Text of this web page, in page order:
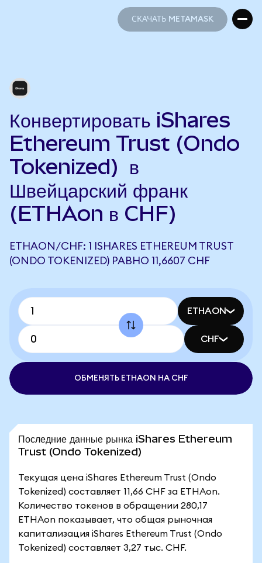
СКАЧАТЬ METAMASK
Конвертировать iShares
Ethereum Trust (Ondo
Tokenized) в
Швейцарский франк
(ETHAon в CHF)
ETHAON/CHF: 1 ISHARES ETHEREUM TRUST
(ONDO TOKENIZED) РАВНО 11,6607 CHF
ETHAON
CHF
ОБМЕНЯТЬ ETHAON НА CHF
Последние данные рынка iShares Ethereum
Trust (Ondo Tokenized)
Текущая цена iShares Ethereum Trust (Ondo
Tokenized) составляет 11,66 CHF за ETHAon.
Количество токенов в обращении 280,17
ETHAon показывает, что общая рыночная
капитализация iShares Ethereum Trust (Ondo
Tokenized) составляет 3,27 тыс. CHF.